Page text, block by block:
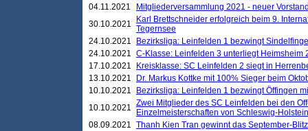
04.11.2021
Mitgliederversammlung 2021 - neuer
30.10.2021
Karl Brettschneider erfolgreich beim 9.
Tegernsee
24.10.2021
Bezirksliga: Leinfelden 1 bezwingt
24.10.2021 C-Klasse: Leinfelden 3 unterliegt Heimsheim
17.10.2021
Kreisklasse: SC Leinfelden 2 siegt in
13.10.2021
Dr. Markus Kottke mit 100% Sieger beim
10.10.2021
Bezirksliga: Leinfelden 1 bezwingt Öffingen
10.10.2021 Zwei Mitglieder des SC Leinfelden bei den
Einzelmeisterschaften von Schleswig-
08.09.2021 Thanh Kien Tran gewinnt das September-